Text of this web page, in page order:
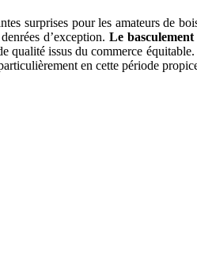
surprises pour les amateurs de
d’exception. Le
qualité issus du commerce
en cette période